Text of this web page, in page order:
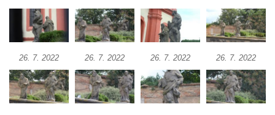
Socha Vážka v ZOO Hluboká
Socha Volavka v ZOO Hluboká
Lysá nad Labem, barokní město Šporkovo
Socha Opičákovník v ZOO Hluboká
26. 7. 2022 26. 7. 2022 26. 7. 2022 26. 7. 2022